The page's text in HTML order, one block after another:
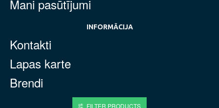
Mani pasūtījumi
INFORMĀCIJA
Kontakti
Lapas karte
Brendi
FILTER PRODUCTS